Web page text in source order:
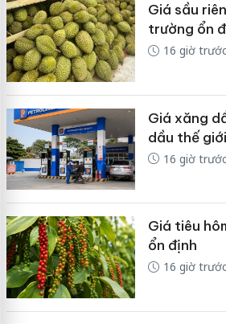
Giá sầu
trường ổn
16 giờ
Giá xăng
dầu thế
16 giờ
Giá tiêu
ổn định
16 giờ